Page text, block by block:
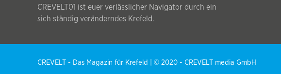
CREVELT01 ist euer verlässlicher Navigator durch ein
sich ständig veränderndes Krefeld.
CREVELT - Das Magazin für Krefeld | © 2020 - CREVELT media GmbH